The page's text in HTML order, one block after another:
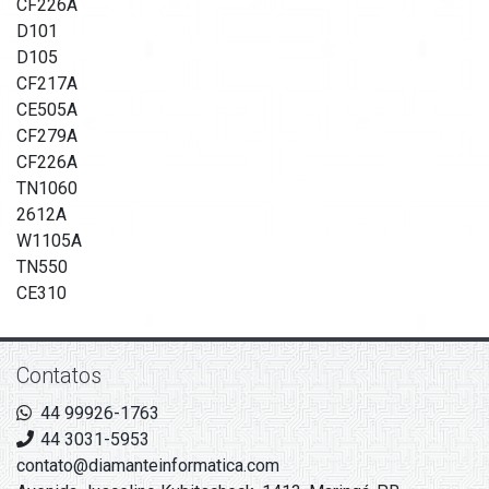
CF226A
D101
D105
CF217A
CE505A
CF279A
CF226A
TN1060
2612A
W1105A
TN550
CE310
Contatos
44 99926-1763
44 3031-5953
contato@diamanteinformatica.com